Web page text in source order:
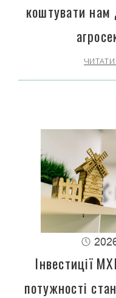
коштувати
ЧИТАТИ
Інвестиції
потужності